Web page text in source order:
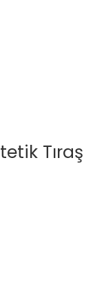
Tıraş